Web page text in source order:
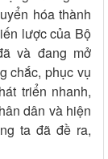
hóa thành
lược của Bộ
và đang mở
chắc, phục vụ
triển nhanh,
dân và hiện
ta đã đề ra,